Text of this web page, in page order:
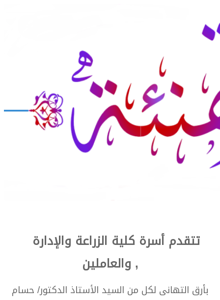
والعاملين ,
بأرق التهانى لكل من السيد الأستاذ الدكتور/ حسام